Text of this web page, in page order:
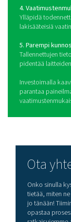
lämpötilan
ollessa,
suunniteltu
kuten
kertymisen,